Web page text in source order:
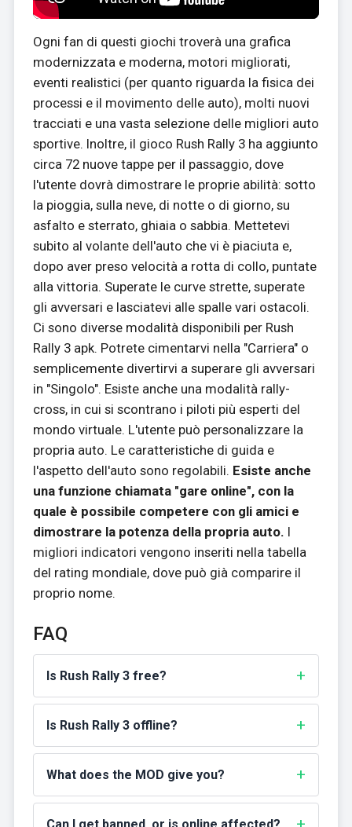
Ogni fan di questi giochi troverà una grafica
modernizzata e moderna, motori migliorati,
eventi realistici (per quanto riguarda la fisica dei
processi e il movimento delle auto), molti nuovi
tracciati e una vasta selezione delle migliori auto
sportive. Inoltre, il gioco Rush Rally 3 ha aggiunto
circa 72 nuove tappe per il passaggio, dove
l'utente dovrà dimostrare le proprie abilità: sotto
la pioggia, sulla neve, di notte o di giorno, su
asfalto e sterrato, ghiaia o sabbia. Mettetevi
subito al volante dell'auto che vi è piaciuta e,
dopo aver preso velocità a rotta di collo, puntate
alla vittoria. Superate le curve strette, superate
gli avversari e lasciatevi alle spalle vari ostacoli.
Ci sono diverse modalità disponibili per Rush
Rally 3 apk. Potrete cimentarvi nella "Carriera" o
semplicemente divertirvi a superare gli avversari
in "Singolo". Esiste anche una modalità rally-
cross, in cui si scontrano i piloti più esperti del
mondo virtuale. L'utente può personalizzare la
propria auto. Le caratteristiche di guida e
l'aspetto dell'auto sono regolabili. Esiste anche
una funzione chiamata "gare online", con la
quale è possibile competere con gli amici e
dimostrare la potenza della propria auto. I
migliori indicatori vengono inseriti nella tabella
del rating mondiale, dove può già comparire il
proprio nome.
FAQ
Is Rush Rally 3 free?
Is Rush Rally 3 offline?
What does the MOD give you?